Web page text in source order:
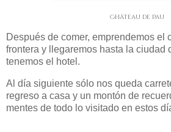
Château de Pau
Después de comer, emprendemos el
frontera y llegaremos hasta la ciudad
tenemos el hotel.
Al día siguiente sólo nos queda
regreso a casa y un montón de
mentes de todo lo visitado en estos